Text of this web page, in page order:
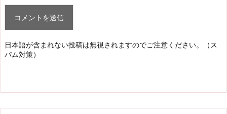
日本語が含まれない投稿は無視されますのでご注意ください。（ス
パム対策）